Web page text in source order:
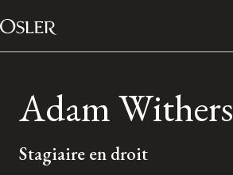
Passer au contenu
Main Navigation
Adam Withers
Stagiaire en droit